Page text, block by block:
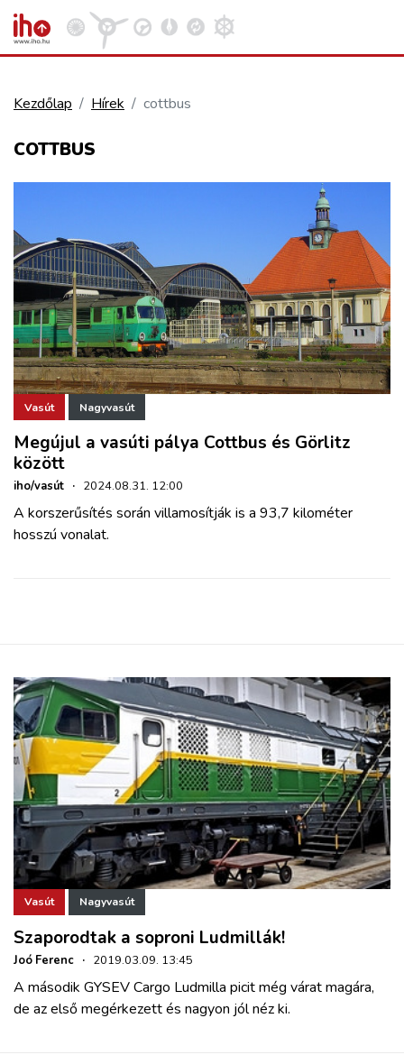
REPÜLÉS
KÖZLEKEDÉSFEJLESZTÉS
ELLÁTÁSI LÁNC
ZÖLDÚT
HAJÓZÁS
BLOG
BELÉPÉS
REGISZTRÁCIÓ
Kezdőlap Hírek cottbus
COTTBUS
Vasút Nagyvasút
Megújul a vasúti pálya Cottbus és Görlitz
között
iho/vasút · 2024.08.31. 12:00
A korszerűsítés során villamosítják is a 93,7 kilométer
hosszú vonalat.
Vasút Nagyvasút
Szaporodtak a soproni Ludmillák!
Joó Ferenc · 2019.03.09. 13:45
A második GYSEV Cargo Ludmilla picit még várat magára,
de az első megérkezett és nagyon jól néz ki.